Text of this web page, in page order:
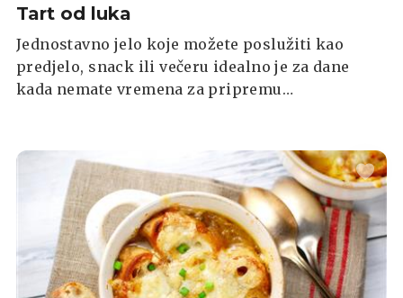
Tart od luka
Jednostavno jelo koje možete poslužiti kao
predjelo, snack ili večeru idealno je za dane
kada nemate vremena za pripremu
želji.